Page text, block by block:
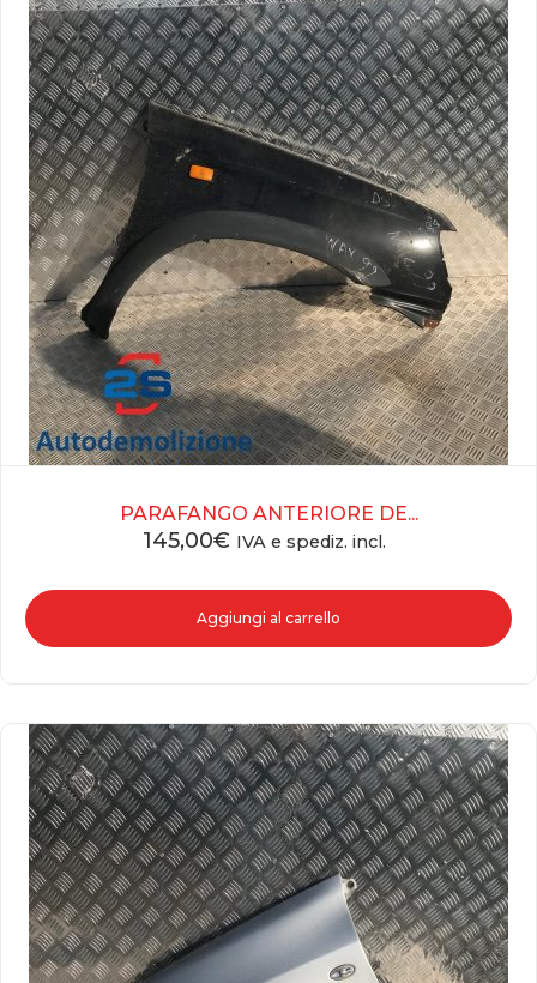
PARAFANGO ANTERIORE DE...
145,00€ IVA e spediz. incl.
Aggiungi al carrello